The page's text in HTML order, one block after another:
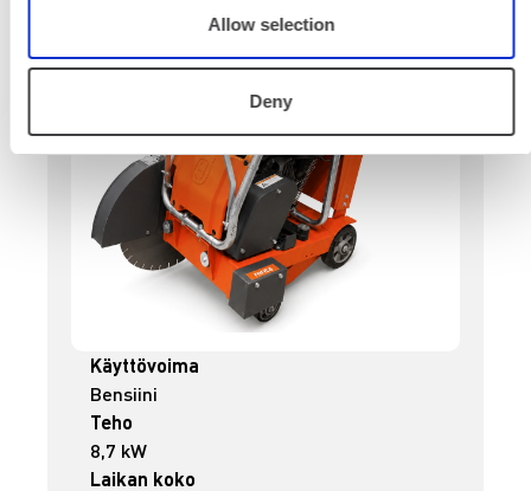
Allow selection
Deny
Käyttövoima
Bensiini
Teho
8,7 kW
Laikan koko